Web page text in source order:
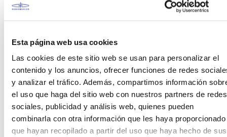
Esta página web usa cookies
Las cookies de este sitio web se usan para personalizar el
contenido y los anuncios, ofrecer funciones de redes
y analizar el tráfico. Además, compartimos información
el uso que haga del sitio web con nuestros partners de redes
sociales, publicidad y análisis web, quienes pueden
combinarla con otra información que les haya proporcionado
que hayan recopilado a partir del uso que haya hecho de sus
DESCRIPCIÓN
A: Longitud exterior: 1265 mm
B: Ancho exterior: 430 mm
C: Profundidad exterior: 70 mm
D: Longitud total interior: 1240 mm
E: Ancho interior de la parte inferior del cuerpo: 415